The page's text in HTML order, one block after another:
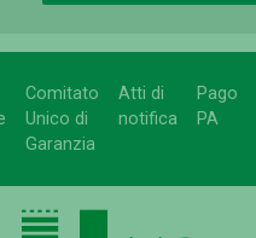
Comitato
Unico di
Garanzia
Atti di
notifica
Pago
PA